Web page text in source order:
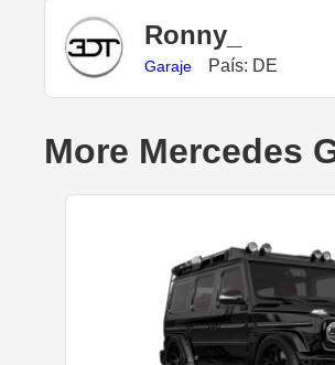
Ronny_
Garaje País: DE
More Mercedes